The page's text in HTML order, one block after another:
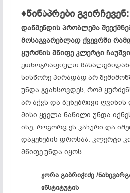
♦წინაპრები გვირჩევენ:
დაწმენდის პრობლემა
მოსაგვარებლად ქვევრში
ყურძნის მწიფე კლერტი
ეთნოგრაფიული
სისწორე პირადად არ
უნდა გვახსოვდეს, რომ
არ აქვს და ბუნებრივი
მისი ყველა ნაწილი უნდა
ისე, როგორც ეს კახური და
დაყენების დროსაა. კლერტი
მწიფე უნდა იყოს.
ჟორა გაბრიჭიძე /